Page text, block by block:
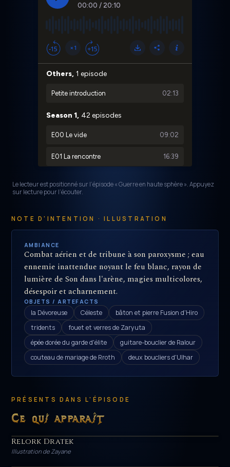
Le lecteur est positionné sur l’épisode « Guerre en haute sphère ». Appuyez
sur lecture pour l’écouter.
NOTE D'INTENTION · ILLUSTRATION
AMBIANCE
Combat aérien et de tribune à son paroxysme ; eau
ennemie inattendue noyant le feu blanc, rayon de
lumière de Son dans l'arène, magies multicolores,
désespoir et acharnement.
OBJETS / ARTEFACTS
la Dévoreuse Céleste
bâton et pierre Fusion d'Hiro
tridents
fouet et verres de Zaryuta
épée dorée du garde d'élite
guitare-bouclier de Ralour
couteau de mariage de Rroth
deux boucliers d'Ulhar
PRÉSENTS DANS L'ÉPISODE
Ce qui apparaît
HÉROS
Relork Dratek
Illustration de Zayane